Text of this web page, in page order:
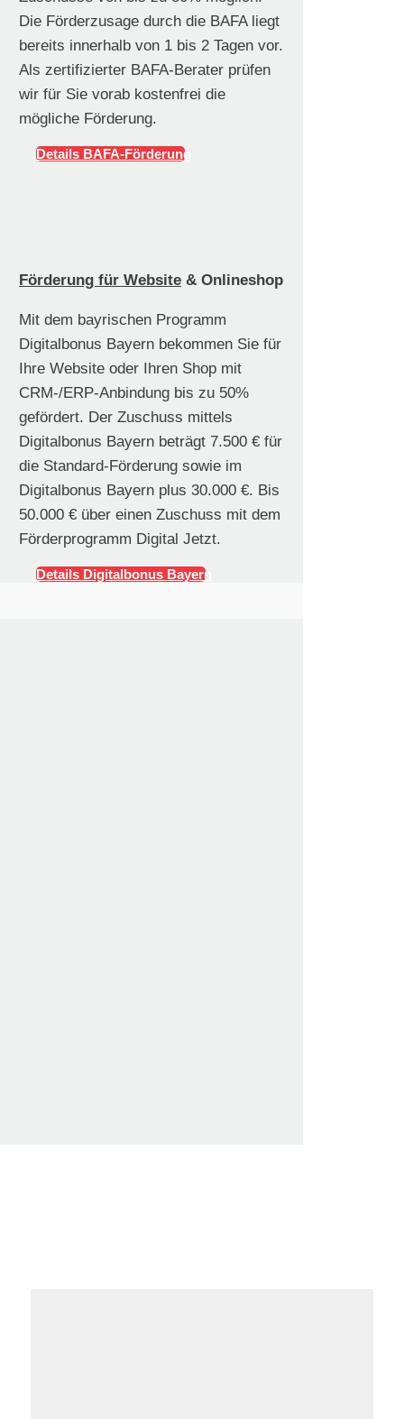
Die Förderzusage durch die BAFA liegt
bereits innerhalb von 1 bis 2 Tagen vor.
Als zertifizierter BAFA-Berater prüfen
wir für Sie vorab kostenfrei die
mögliche Förderung.
Details BAFA-Förderung
Förderung für Website & Onlineshop
Mit dem bayrischen Programm
Digitalbonus Bayern bekommen Sie für
Ihre Website oder Ihren Shop mit
CRM-/ERP-Anbindung bis zu 50%
gefördert. Der Zuschuss mittels
Digitalbonus Bayern beträgt 7.500 € für
die Standard-Förderung sowie im
Digitalbonus Bayern plus 30.000 €. Bis
50.000 € über einen Zuschuss mit dem
Förderprogramm Digital Jetzt.
Details Digitalbonus Bayern